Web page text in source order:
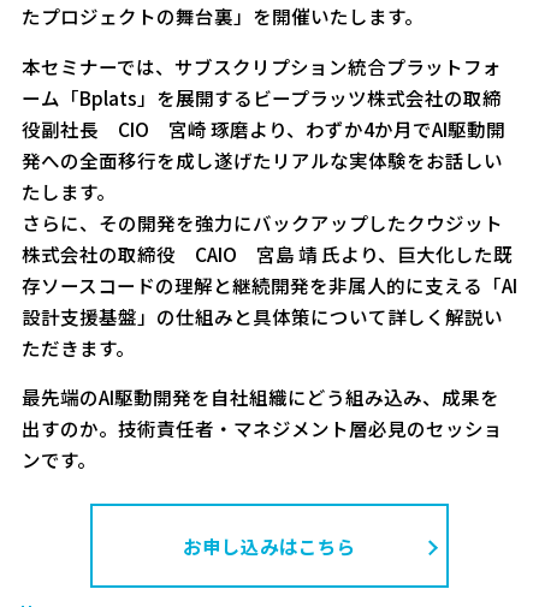
たプロジェクトの舞台裏」を開催いたします。
本セミナーでは、サブスクリプション統合プラットフォ
ーム「Bplats」を展開するビープラッツ株式会社の取締
役副社長 CIO 宮崎 琢磨より、わずか4か月でAI駆動開
発への全面移行を成し遂げたリアルな実体験をお話しい
たします。
さらに、その開発を強力にバックアップしたクウジット
株式会社の取締役 CAIO 宮島 靖 氏より、巨大化した既
存ソースコードの理解と継続開発を非属人的に支える「AI
設計支援基盤」の仕組みと具体策について詳しく解説い
ただきます。
最先端のAI駆動開発を自社組織にどう組み込み、成果を
出すのか。技術責任者・マネジメント層必見のセッショ
ンです。
お申し込みはこちら